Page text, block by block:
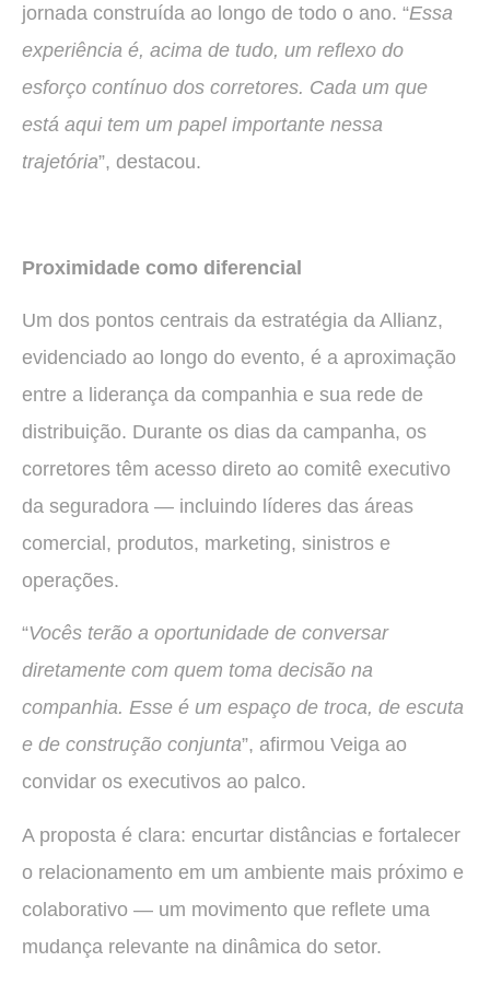
jornada construída ao longo de todo o ano. “Essa
experiência é, acima de tudo, um reflexo do
esforço contínuo dos corretores. Cada um que
está aqui tem um papel importante nessa
trajetória”, destacou.
Proximidade como diferencial
Um dos pontos centrais da estratégia da Allianz,
evidenciado ao longo do evento, é a aproximação
entre a liderança da companhia e sua rede de
distribuição. Durante os dias da campanha, os
corretores têm acesso direto ao comitê executivo
da seguradora — incluindo líderes das áreas
comercial, produtos, marketing, sinistros e
operações.
“Vocês terão a oportunidade de conversar
diretamente com quem toma decisão na
companhia. Esse é um espaço de troca, de escuta
e de construção conjunta”, afirmou Veiga ao
convidar os executivos ao palco.
A proposta é clara: encurtar distâncias e fortalecer
o relacionamento em um ambiente mais próximo e
colaborativo — um movimento que reflete uma
mudança relevante na dinâmica do setor.